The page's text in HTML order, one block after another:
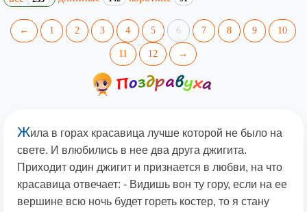
← 1 2 3 4 5 6 7 8 9 10
11 12 →
Жила в горах красавица лучше которой не было на
свете. И влюбились в нее два друга джигита.
Приходит один джигит и признается в любви, на что
красавица отвечает: - Видишь вон ту гору, если на ее
вершине всю ночь будет гореть костер, то я стану